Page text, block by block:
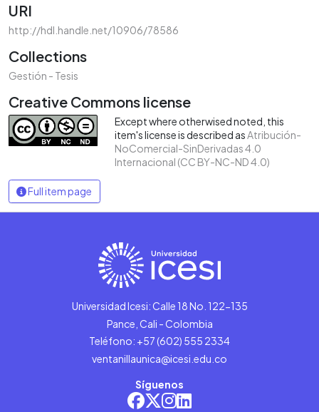
URI
http://hdl.handle.net/10906/78586
Collections
Gestión - Tesis
Creative Commons license
Except where otherwised noted, this
item's license is described asAtribución-
NoComercial-SinDerivadas 4.0
Internacional (CC BY-NC-ND 4.0)
Full item page
Universidad Icesi: Calle 18 No. 122-135
Pance, Cali - Colombia
Teléfono: +57 (602) 555 2334
ventanillaunica@icesi.edu.co
Síguenos